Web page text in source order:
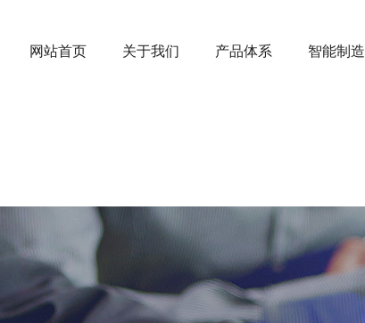
网站首页 关于我们 产品体系 智能制造